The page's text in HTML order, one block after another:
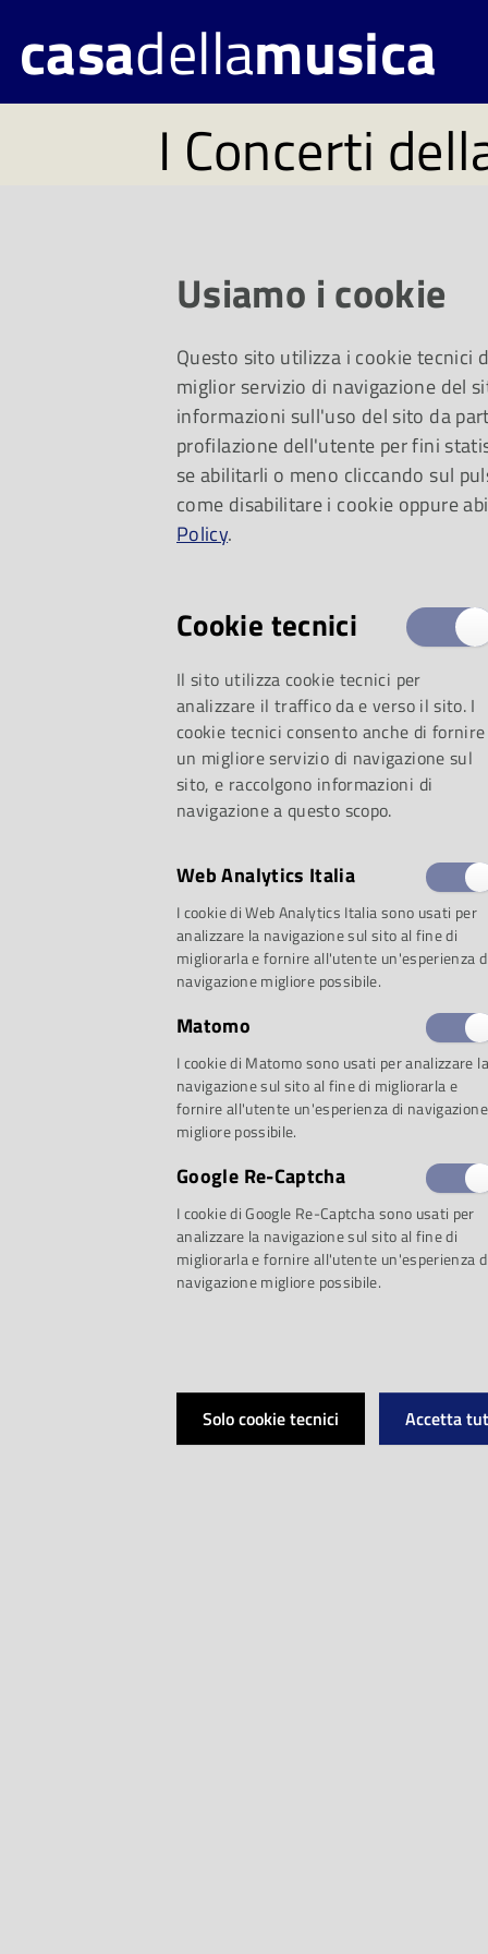
casadellamusica
I Concerti
Grandi interpreti,
prestigio. La
della Casa della
rassegna
quotate a livello
Grandi interpreti,
prestigio. La
della Casa della
rassegna
significativamente
Usiamo i cookie
Questo sito utilizza i cookie tecnici
miglior servizio di navigazione del
informazioni sull'uso del sito da
profilazione dell'utente per fini
se abilitarli o meno cliccando sul
come disabilitare i cookie oppure
Policy.
Cookie tecnici
Il sito utilizza cookie tecnici per
analizzare il traffico da e verso il sito. I
cookie tecnici consento anche di fornire
un migliore servizio di navigazione sul
sito, e raccolgono informazioni di
navigazione a questo scopo.
Web Analytics Italia
I cookie di Web Analytics Italia sono usati per
analizzare la navigazione sul sito al fine di
migliorarla e fornire all'utente un'esperienza
navigazione migliore possibile.
Matomo
I cookie di Matomo sono usati per analizzare la
navigazione sul sito al fine di migliorarla e
fornire all'utente un'esperienza di navigazione
migliore possibile.
Google Re-Captcha
I cookie di Google Re-Captcha sono usati per
analizzare la navigazione sul sito al fine di
migliorarla e fornire all'utente un'esperienza
navigazione migliore possibile.
Solo cookie tecnici Accetta